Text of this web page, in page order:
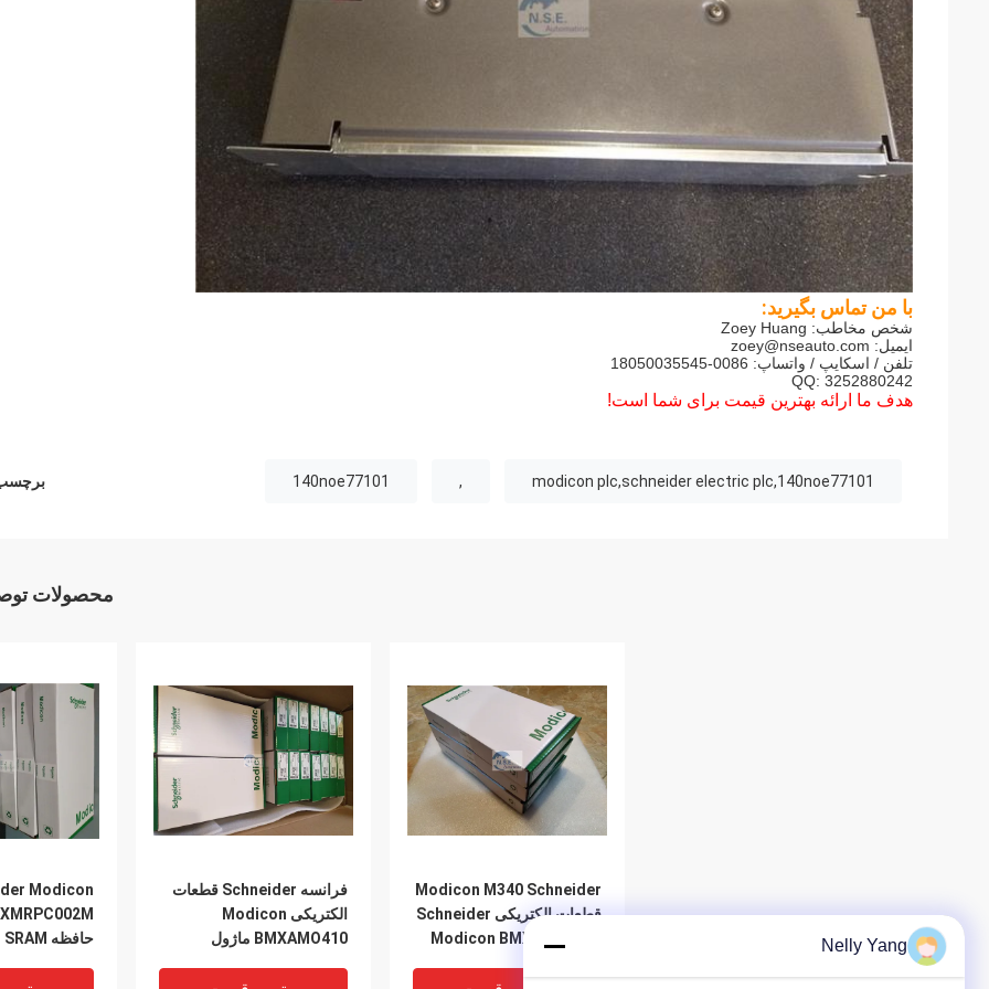
با من تماس بگیرید:
شخص مخاطب: Zoey Huang
ایمیل: zoey@nseauto.com
تلفن / اسکایپ / واتساپ: 0086-18050035545
QQ: 3252880242
هدف ما ارائه بهترین قیمت برای شما است!
modicon plc,schneider electric plc,140noe77101
,
140noe77101
محصولات
Modicon
حافظه Extension SRAM
فرانسه Schneider قطعات
الکتریکی Modicon
BMXAMO410 ماژول
Modicon M340 Schneider
قطعات الکتریکی Schneider
Modicon BMXAMO0210
Nelly Yang